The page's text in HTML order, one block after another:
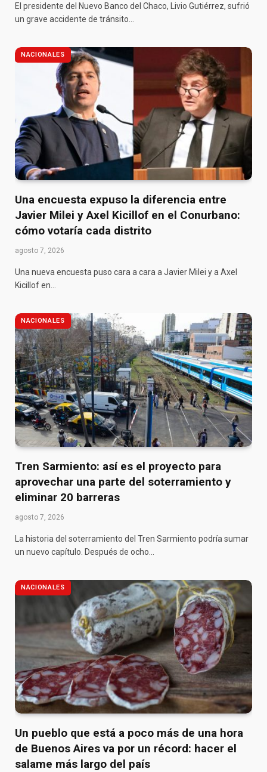
El presidente del Nuevo Banco del Chaco, Livio Gutiérrez, sufrió
un grave accidente de tránsito…
NACIONALES
Una encuesta expuso la diferencia entre
Javier Milei y Axel Kicillof en el Conurbano:
cómo votaría cada distrito
agosto 7, 2026
Una nueva encuesta puso cara a cara a Javier Milei y a Axel
Kicillof en…
NACIONALES
Tren Sarmiento: así es el proyecto para
aprovechar una parte del soterramiento y
eliminar 20 barreras
agosto 7, 2026
La historia del soterramiento del Tren Sarmiento podría sumar
un nuevo capítulo. Después de ocho…
NACIONALES
Un pueblo que está a poco más de una hora
de Buenos Aires va por un récord: hacer el
salame más largo del país